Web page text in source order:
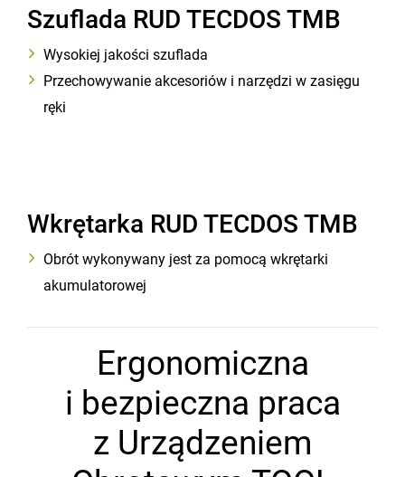
Szuflada RUD TECDOS TMB
Wysokiej jakości szuflada
Przechowywanie akcesoriów i narzędzi w zasięgu
ręki
Wkrętarka RUD TECDOS TMB
Obrót wykonywany jest za pomocą wkrętarki
akumulatorowej
Ergonomiczna
i bezpieczna praca
z Urządzeniem